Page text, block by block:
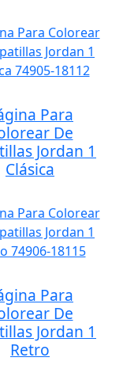
Para
De
Jordan 1
Clásica
Para
De
Jordan 1
Retro